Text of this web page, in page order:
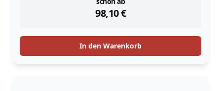
98,10€
In den Warenkorb